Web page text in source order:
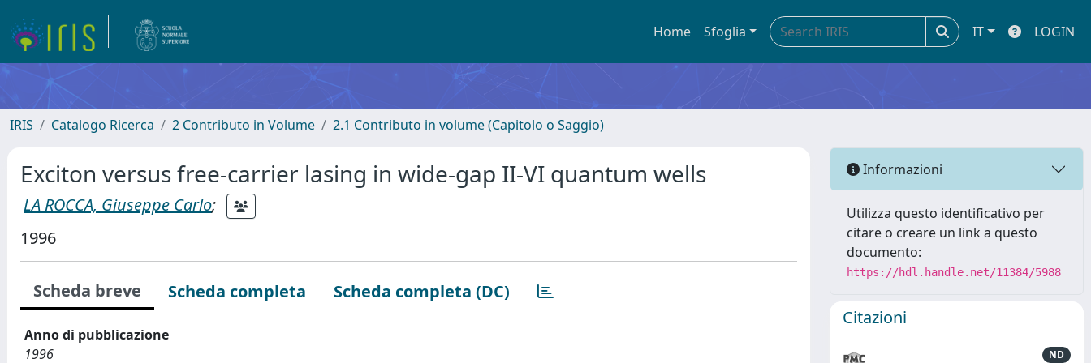
Home Sfoglia IT LOGIN
IRIS Catalogo Ricerca 2 Contributo in Volume 2.1 Contributo in volume (Capitolo o Saggio)
Exciton versus free-carrier lasing in wide-gap II-VI quantum wells
LA ROCCA, Giuseppe Carlo;
1996
Scheda breve Scheda completa Scheda completa (DC)
Anno di pubblicazione
1996
Informazioni
Utilizza questo identificativo per
citare o creare un link a questo
documento:
https://hdl.handle.net/11384/5988
Citazioni
ND